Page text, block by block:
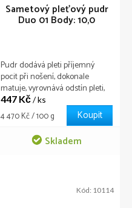
Sametový pleťový pudr
Duo 01 Body: 10,0
Skladem
447 Kč/ ks
Měrná
4 470 Kč / 100 g Koupit
Pudr dodává pleti příjemný
pocit při nošení, dokonale
matuje, vyrovnává odstín pleti,
šetrně a jemně pečuje o vaši
pleť. Sada obsahuje praktickou
houbičku a zrcátko, díky kterým
si můžete upravit make-up
kdykoli a kdekoli.
Kód: 10114